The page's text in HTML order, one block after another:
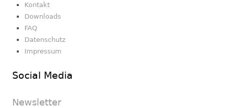
Kontakt
Downloads
FAQ
Datenschutz
Impressum
Social Media
Newsletter